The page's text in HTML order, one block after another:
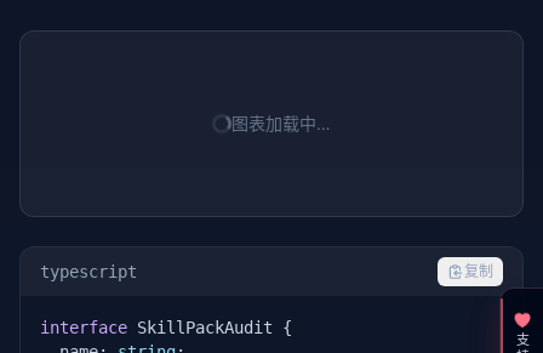
图表加载中…
typescript 复制
interface SkillPackAudit {